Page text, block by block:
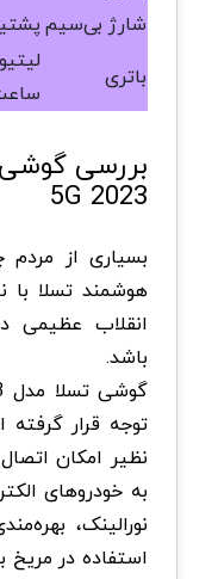
شارژ بی‌سیم
باتری
5G 2023
بسیاری از
انقلاب
باشد.
توجه قرار
نظیر امکان
به خودروهای
نورالینک،
استفاده در مریخ